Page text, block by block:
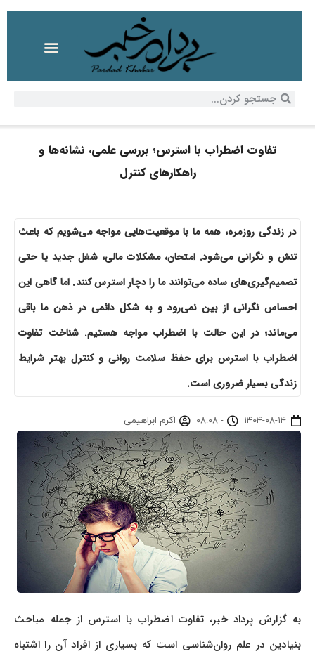
تفاوت اضطراب با استرس؛ بررسی علمی، نشانه‌ها و
راهکارهای کنترل
در زندگی روزمره، همه ما با موقعیت‌هایی مواجه می‌شویم که باعث
تنش و نگرانی می‌شود. امتحان، مشکلات مالی، شغل جدید یا حتی
تصمیم‌گیری‌های ساده می‌توانند ما را دچار استرس کنند. اما گاهی این
احساس نگرانی از بین نمی‌رود و به شکل دائمی در ذهن ما باقی
می‌ماند؛ در این حالت با اضطراب مواجه هستیم. شناخت تفاوت
اضطراب با استرس برای حفظ سلامت روانی و کنترل بهتر شرایط
زندگی بسیار ضروری است.
۱۴۰۴-۰۸-۱۴ - ۰۸:۰۸ اکرم ابراهیمی
به گزارش پرداد خبر، تفاوت اضطراب با استرس از جمله مباحث
بنیادین در علم روان‌شناسی است که بسیاری از افراد آن را اشتباه